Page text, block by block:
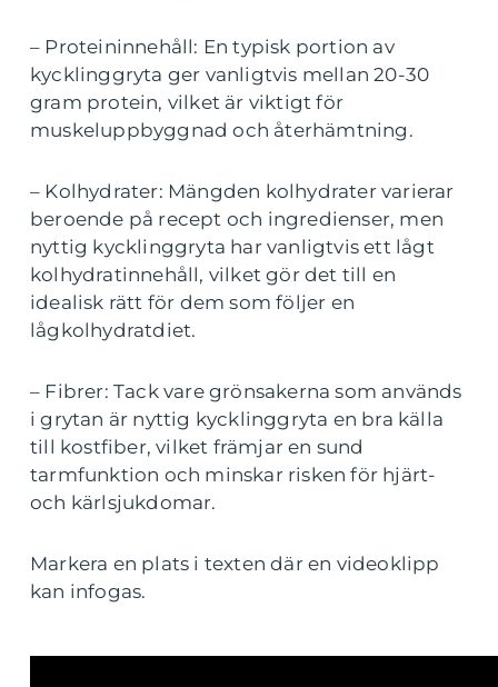
– Proteininnehåll: En typisk portion av
kycklinggryta ger vanligtvis mellan 20-30
gram protein, vilket är viktigt för
muskeluppbyggnad och återhämtning.
– Kolhydrater: Mängden kolhydrater varierar
beroende på recept och ingredienser, men
nyttig kycklinggryta har vanligtvis ett lågt
kolhydratinnehåll, vilket gör det till en
idealisk rätt för dem som följer en
lågkolhydratdiet.
– Fibrer: Tack vare grönsakerna som används
i grytan är nyttig kycklinggryta en bra källa
till kostfiber, vilket främjar en sund
tarmfunktion och minskar risken för hjärt-
och kärlsjukdomar.
Markera en plats i texten där en videoklipp
kan infogas.